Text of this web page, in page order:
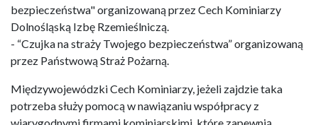
bezpieczeństwa" organizowaną przez Cech Kominiarzy
Dolnośląską Izbę Rzemieślniczą.
- “Czujka na straży Twojego bezpieczeństwa” organizowaną
przez Państwową Straż Pożarną.
Międzywojewódzki Cech Kominiarzy, jeżeli zajdzie taka
potrzeba służy pomocą w nawiązaniu współpracy z